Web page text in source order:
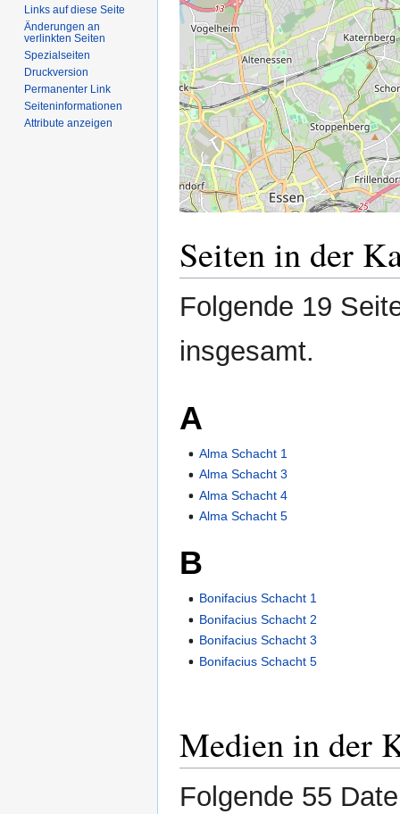
Seiten in der
Folgende 19
insgesamt.
A
Alma Schacht 1
Alma Schacht 3
Alma Schacht 4
Alma Schacht 5
B
Bonifacius Schacht 1
Bonifacius Schacht 2
Bonifacius Schacht 3
Bonifacius Schacht 5
Medien in der
Folgende 55
Links auf diese Seite
Änderungen an
verlinkten Seiten
Spezialseiten
Druckversion
Permanenter Link
Seiten­­informationen
Attribute anzeigen